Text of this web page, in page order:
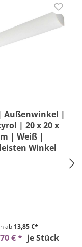
Außenwinkel |
| 20 x 20 x
| Weiß |
Winkel
ab 13,85 €*
€ * je Stück